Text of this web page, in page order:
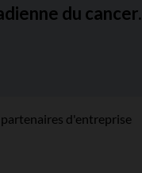
du cancer.
d'entreprise